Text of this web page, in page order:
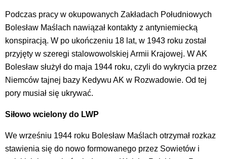
Podczas pracy w okupowanych Zakładach Południowych
Bolesław Maślach nawiązał kontakty z antyniemiecką
konspiracją. W po ukończeniu 18 lat, w 1943 roku został
przyjęty w szeregi stalowowolskiej Armii Krajowej. W AK
Bolesław służył do maja 1944 roku, czyli do wykrycia przez
Niemców tajnej bazy Kedywu AK w Rozwadowie. Od tej
pory musiał się ukrywać.
Siłowo wcielony do LWP
We wrześniu 1944 roku Bolesław Maślach otrzymał rozkaz
stawienia się do nowo formowanego przez Sowietów i